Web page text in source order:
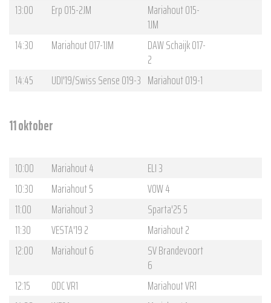
13:00
Erp O15-2JM
Mariahout O15-
1JM
14:30
Mariahout O17-1JM
DAW Schaijk O17-
2
14:45
UDI'19/Swiss Sense O19-3 Mariahout O19-1
11 oktober
10:00 Mariahout 4
ELI 3
10:30
Mariahout 5
VOW 4
11:00
Mariahout 3
Sparta'25 5
11:30
VESTA'19 2
Mariahout 2
12:00
Mariahout 6
SV Brandevoort
6
12:15
ODC VR1
Mariahout VR1